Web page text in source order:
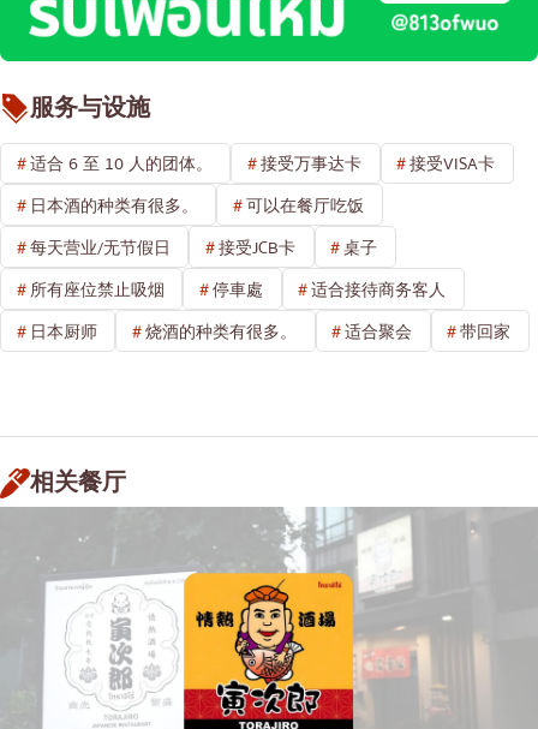
服务与设施
适合 6 至 10 人的团体。 接受万事达卡
接受VISA卡
日本酒的种类有很多。
可以在餐厅吃饭
每天营业/无节假日
接受JCB卡
桌子
所有座位禁止吸烟
停車處
适合接待商务客人
日本厨师
烧酒的种类有很多。 适合聚会 带回家
相关餐厅